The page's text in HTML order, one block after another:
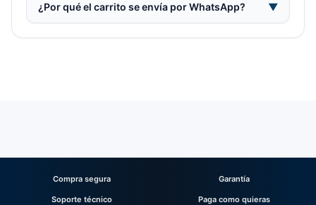
¿Por qué el carrito se envía por WhatsApp? ▼
Compra segura Garantía
Soporte técnico Paga como quieras